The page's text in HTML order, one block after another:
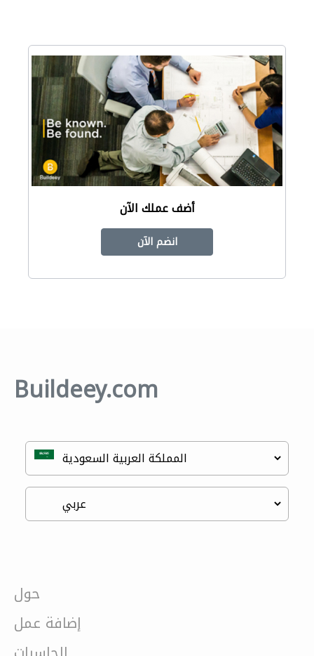
أضف عملك الآن
انضم الآن
Buildeey.com
حول
إضافة عمل